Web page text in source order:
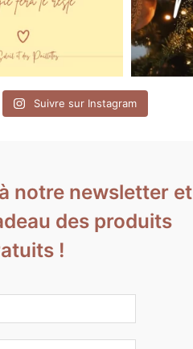
Suivre sur Instagram
notre newsletter et
des produits
!